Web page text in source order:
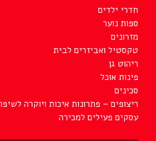
חדרי ילדים
ספות נוער
מזרונים
טקסטיל ואביזרים לבית
ריהוט גן
פינות אוכל
סכינים
ריצופים – פתרונות איכות ויוקרה
עסקים פעילים למכירה